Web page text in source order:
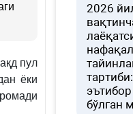
пул
ёки
2026
бўлган